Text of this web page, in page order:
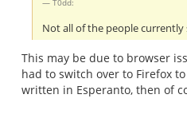
Not all of the people currently
This may be due to browser
had to switch over to Firefox
written in Esperanto, then of